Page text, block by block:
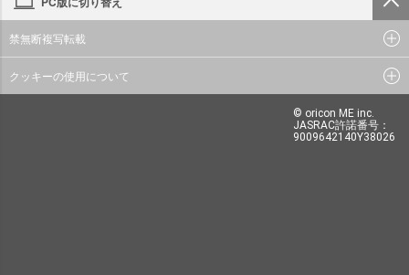
禁無断複写転載
クッキーの使用について
© oricon ME inc.
JASRAC許諾番号：
9009642140Y38026